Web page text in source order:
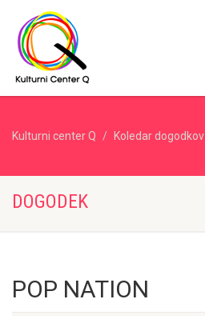
Kulturni center Q Koledar dogodkov
DOGODEK
POP NATION